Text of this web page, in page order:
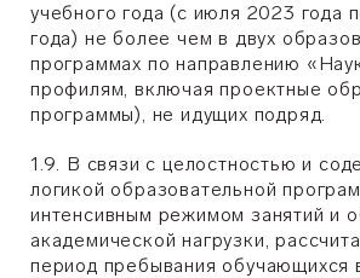
учебного года (с июля 2023 года
года) не более чем в двух
программах по направлению
профилям, включая проектные
программы), не идущих подряд.
1.9. В связи с целостностью и
логикой образовательной
интенсивным режимом занятий и
академической нагрузки,
период пребывания обучающихся